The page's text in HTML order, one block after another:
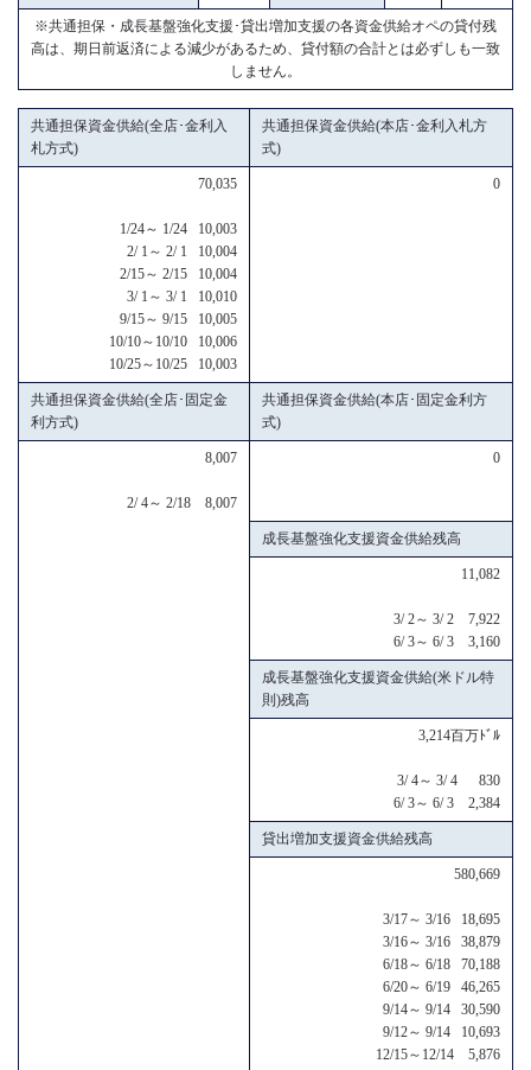
※共通担保・成長基盤強化支援･貸出増加支援の各資金供給オペの貸付残
高は、期日前返済による減少があるため、貸付額の合計とは必ずしも一致
しません。
共通担保資金供給(全店･金利入
札方式)
共通担保資金供給(本店･金利入札方
式)
70,035
1/24～ 1/24 10,003
2/ 1～ 2/ 1 10,004
2/15～ 2/15 10,004
3/ 1～ 3/ 1 10,010
9/15～ 9/15 10,005
10/10～10/10 10,006
10/25～10/25 10,003
0
共通担保資金供給(全店･固定金
利方式)
共通担保資金供給(本店･固定金利方
式)
8,007
2/ 4～ 2/18 8,007
0
成長基盤強化支援資金供給残高
11,082
3/ 2～ 3/ 2 7,922
6/ 3～ 6/ 3 3,160
成長基盤強化支援資金供給(米ドル特
則)残高
3,214百万ﾄﾞﾙ
3/ 4～ 3/ 4 830
6/ 3～ 6/ 3 2,384
貸出増加支援資金供給残高
580,669
3/17～ 3/16 18,695
3/16～ 3/16 38,879
6/18～ 6/18 70,188
6/20～ 6/19 46,265
9/14～ 9/14 30,590
9/12～ 9/14 10,693
12/15～12/14 5,876